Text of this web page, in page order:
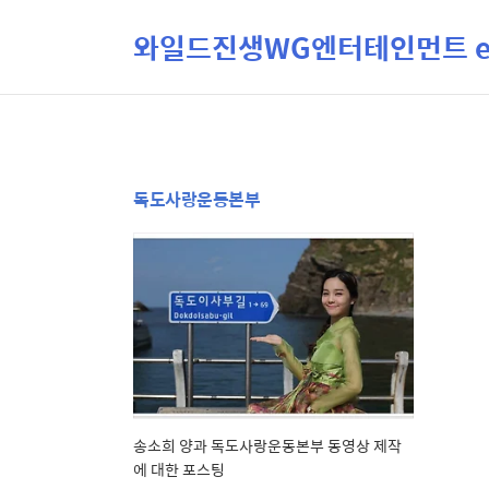
와일드진생WG엔터테인먼
독도사랑운동본부
송소희 양과 독도사랑운동본부 동영상 제작
에 대한 포스팅